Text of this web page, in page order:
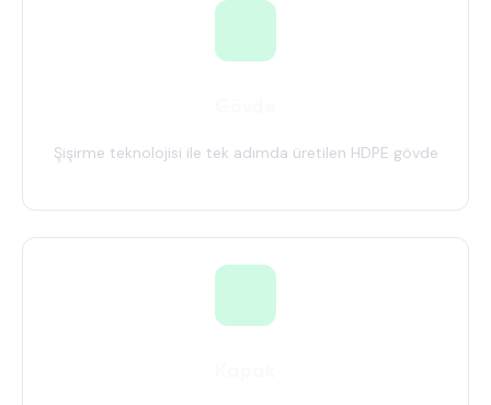
Şişirme teknolojisi ile tek adımda üretilen HDPE gövde